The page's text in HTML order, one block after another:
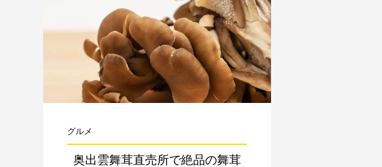
グルメ
奥出雲舞茸直売所で絶品の舞茸